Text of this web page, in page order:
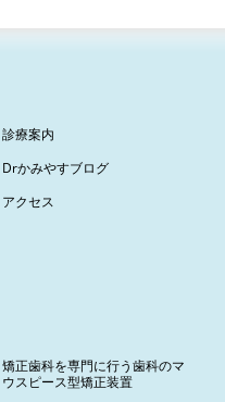
診療案内
Drかみやすブログ
アクセス
矯正歯科を専門に行う歯科のマ
ウスピース型矯正装置